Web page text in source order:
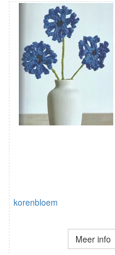
korenbloem
Meer info